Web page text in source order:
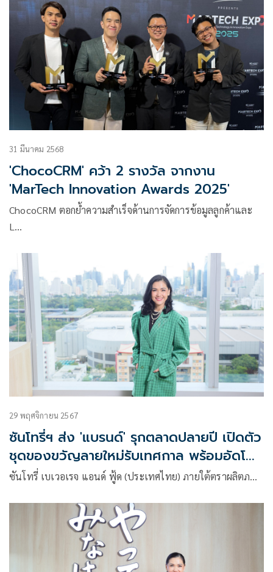
สากล พร้อมถ่ายทอดจิตวิญญาณของนักสู้ให้กับนักกีฬารุ่นใหม่
และผู้ที่หลงใหลในมวยไทยทั่วโลก
31 มีนาคม 2568
'ChocoCRM' คว้า 2 รางวัล จากงาน
'MarTech Innovation Awards 2025'
ChocoCRM ตอกย้ำความสำเร็จด้านการจัดการข้อมูลลูกค้าและ
L…
29 พฤศจิกายน 2567
ซันโทรี่ฯ ส่ง 'แบรนด์' รุกตลาดปลายปี เปิดตัว
ชุดของขวัญลายใหม่รับเทศกาล พร้อมอัดโปร
แรงกระตุ้นยอดขาย
ซันโทรี่ เบเวอเรจ แอนด์ ฟู้ด (ประเทศไทย) ภายใต้ตราผลิตภ…